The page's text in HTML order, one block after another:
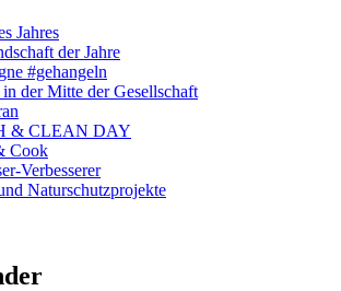
Jahres
der Jahre
#gehangeln
der Mitte der Gesellschaft
& CLEAN DAY
Cook
Verbesserer
Naturschutzprojekte